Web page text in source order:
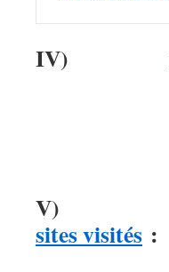
IV)
V)
sites visités :